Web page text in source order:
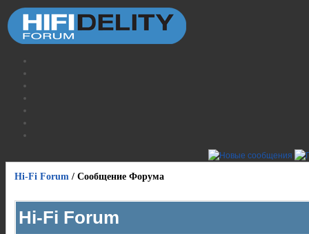
Hi-Fi Forum / Сообщение Форума
Hi-Fi Forum